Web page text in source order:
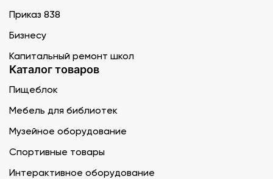
Приказ 838
Бизнесу
Капитальный ремонт школ
Каталог товаров
Пищеблок
Мебель для библиотек
Музейное оборудование
Спортивные товары
Интерактивное оборудование